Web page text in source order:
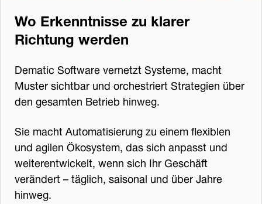
Wo Erkenntnisse zu klarer
Richtung werden
Dematic Software vernetzt Systeme, macht
Muster sichtbar und orchestriert Strategien über
den gesamten Betrieb hinweg.
Sie macht Automatisierung zu einem flexiblen
und agilen Ökosystem, das sich anpasst und
weiterentwickelt, wenn sich Ihr Geschäft
verändert – täglich, saisonal und über Jahre
hinweg.